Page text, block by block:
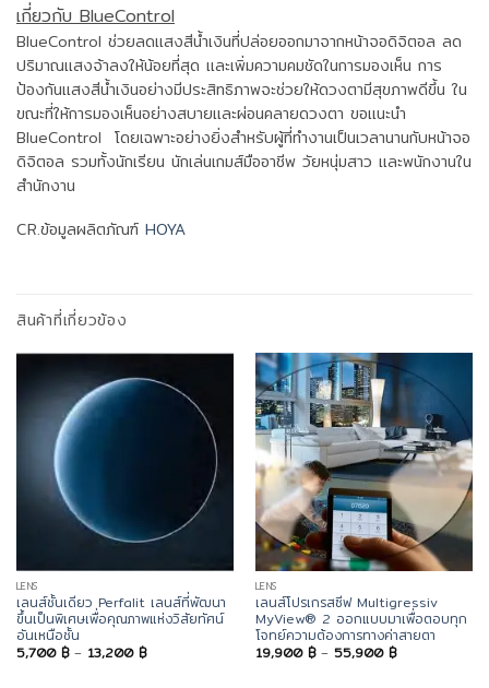
เกี่ยวกับ BlueControl
BlueControl ช่วยลดแสงสีน้ำเงินที่ปล่อยออกมาจากหน้าจอดิจิตอล ลด
ปริมาณแสงจ้าลงให้น้อยที่สุด และเพิ่มความคมชัดในการมองเห็น การ
ป้องกันแสงสีน้ำเงินอย่างมีประสิทธิภาพจะช่วยให้ดวงตามีสุขภาพดีขึ้น ใน
ขณะที่ให้การมองเห็นอย่างสบายและผ่อนคลายดวงตา ขอแนะนำ
BlueControl โดยเฉพาะอย่างยิ่งสำหรับผู้ที่ทำงานเป็นเวลานานกับหน้าจอ
ดิจิตอล รวมทั้งนักเรียน นักเล่นเกมส์มืออาชีพ วัยหนุ่มสาว และพนักงานใน
สำนักงาน
CR.ข้อมูลผลิตภัณฑ์ HOYA
สินค้าที่เกี่ยวข้อง
LENS
เลนส์ชั้นเดียว Perfalit เลนส์ที่พัฒนา
ขึ้นเป็นพิเศษเพื่อคุณภาพแห่งวิสัยทัศน์
อันเหนือชั้น
5,700 ฿ – 13,200 ฿Price
range:
LENS
เลนส์โปรเกรสซีฟ Multigressiv
MyView® 2 ออกแบบมาเพื่อตอบทุก
โจทย์ความต้องการทางค่าสายตา
19,900 ฿ – 55,900 ฿Price
range: